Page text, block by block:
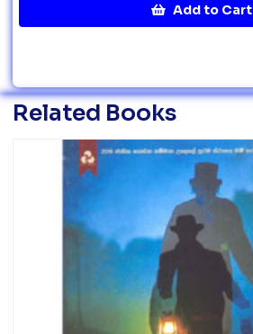
Add to Cart
Related Books